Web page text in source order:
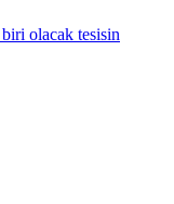
olacak tesisin